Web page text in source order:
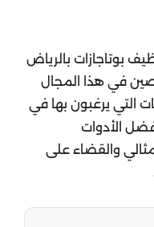
بوتاجازات بالرياض
في هذا المجال
التي يرغبون بها في
الأدوات
والقضاء على